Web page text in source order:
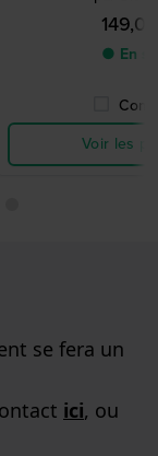
● En
Voir les
se fera un
ici, ou